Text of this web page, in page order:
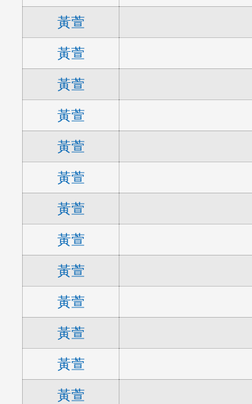
黃萱
黃萱
黃萱
黃萱
黃萱
黃萱
黃萱
黃萱
黃萱
黃萱
黃萱
黃萱
黃萱